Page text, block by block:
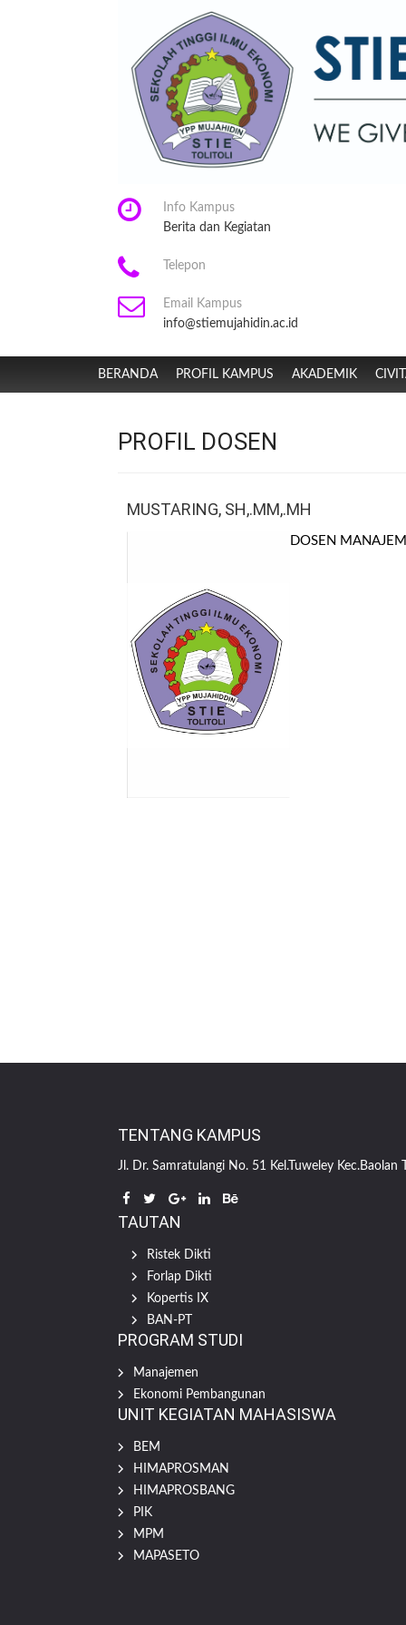
Info Kampus
Berita dan Kegiatan
Telepon
Email Kampus
info@stiemujahidin.ac.id
BERANDA PROFIL KAMPUS AKADEMIK
PROFIL DOSEN
MUSTARING, SH,.MM,.MH
DOSEN
TENTANG KAMPUS
Jl. Dr. Samratulangi No. 51 Kel.Tuweley Kec.Baolan
TAUTAN
Ristek Dikti
Forlap Dikti
Kopertis IX
BAN-PT
PROGRAM STUDI
Manajemen
Ekonomi Pembangunan
UNIT KEGIATAN MAHASISWA
BEM
HIMAPROSMAN
HIMAPROSBANG
PIK
MPM
MAPASETO